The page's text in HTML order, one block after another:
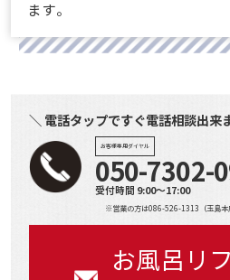
ます。
＼ 電話タップですぐ電話相談出来
お客様専用ダイヤル
050-7302-
受付時間 9:00～17:00
※営業の方は086-526-1313（玉島本
お風呂リ